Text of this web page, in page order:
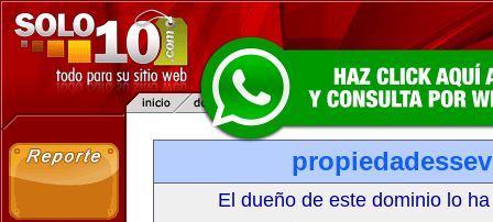
El dueño de este dominio lo